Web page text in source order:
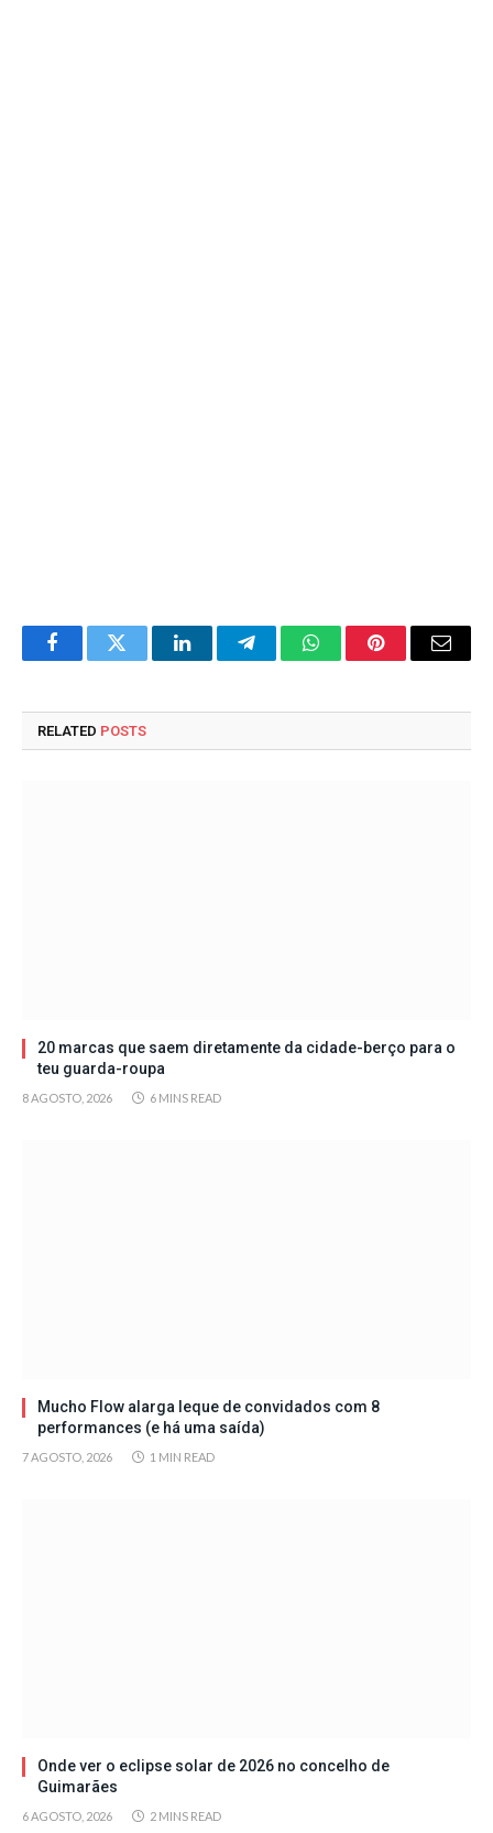
FacebookTwitter LinkedInTelegramWhatsAppPinterestEmail
RELATED POSTS
20 marcas que saem diretamente da cidade-berço para o
teu guarda-roupa
8 AGOSTO, 2026 6 MINS READ
Mucho Flow alarga leque de convidados com 8
performances (e há uma saída)
7 AGOSTO, 2026 1 MIN READ
Onde ver o eclipse solar de 2026 no concelho de
Guimarães
6 AGOSTO, 2026 2 MINS READ